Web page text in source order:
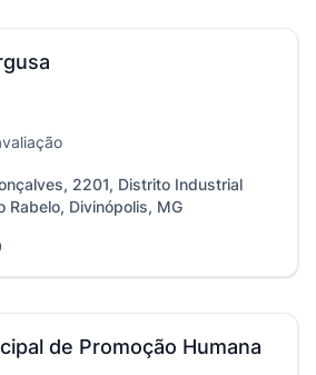
2201, Distrito Industrial
Rabelo, Divinópolis, MG
de Promoção Humana